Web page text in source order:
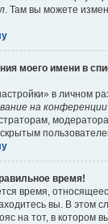
. Там вы можете
моего имени в
в личном
на конференции
время!
время,
вы. В этом
на тот, в котором